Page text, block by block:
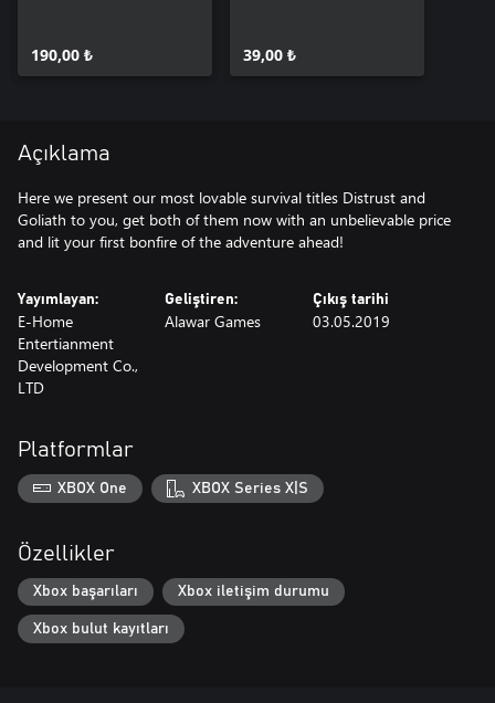
190,00 ₺ 39,00 ₺
Açıklama
Here we present our most lovable survival titles Distrust and
Goliath to you, get both of them now with an unbelievable price
and lit your first bonfire of the adventure ahead!
Yayımlayan:
E-Home
Entertianment
Development Co.,
LTD
Geliştiren:
Alawar Games
Çıkış tarihi
03.05.2019
Platformlar
XBOX One XBOX Series X|S
Özellikler
Xbox başarıları Xbox iletişim durumu
Xbox bulut kayıtları